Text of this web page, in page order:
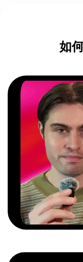
如